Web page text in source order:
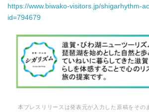
https://www.biwako-visitors.jp/shigarhythm-
id=794679
本プレスリリースは発表元が入力した原稿をその